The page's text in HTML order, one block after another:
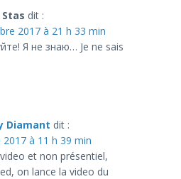
dit :
2017 à 21 h 33 min
Я не знаю… Je ne sais
Diamant dit :
à 11 h 39 min
et non présentiel,
on lance la video du